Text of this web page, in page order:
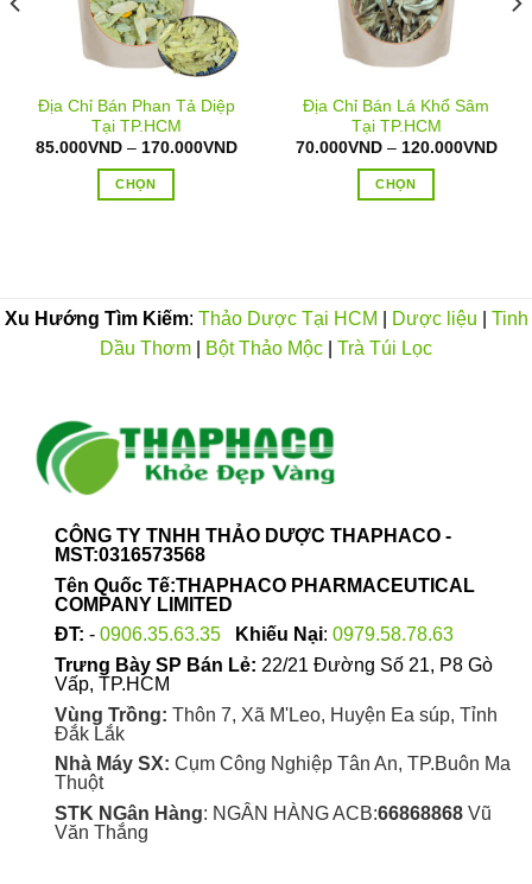
Địa Chỉ Bán Phan Tả Diệp
Tại TP.HCM
85.000VND – 170.000VNDKhoảng
CHỌN
nhiều
biến
chọn
có
thể
chọn
trên
trang
sản
phẩm
Địa Chỉ Bán Lá Khổ Sâm
Tại TP.HCM
70.000VND – 120.000VND
CHỌN
nhiều
biến
thể.
chọn
trang
phẩm
Xu Hướng Tìm Kiếm: Thảo Dược Tại HCM Dược liệu
Tinh
Dầu Thơm
Bột Thảo Mộc Trà Túi Lọc
CÔNG TY TNHH THẢO DƯỢC THAPHACO -
MST:0316573568
Tên Quốc Tế:THAPHACO PHARMACEUTICAL
COMPANY LIMITED
ĐT: - 0906.35.63.35 Khiếu Nại: 0979.58.78.63
Trưng Bày SP Bán Lẻ: 22/21 Đường Số 21, P8 Gò
Vấp, TP.HCM
Vùng Trồng: Thôn 7, Xã M'Leo, Huyện Ea súp, Tỉnh
Đắk Lắk
Nhà Máy SX: Cụm Công Nghiệp Tân An, TP.Buôn Ma
Thuột
STK NGân Hàng: NGÂN HÀNG ACB:66868868Vũ
Văn Thắng